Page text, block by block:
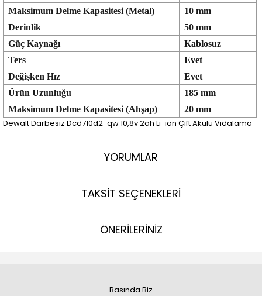
Maksimum Delme Kapasitesi (Metal)
10 mm
Derinlik
50 mm
Güç Kaynağı
Kablosuz
Ters
Evet
Değişken Hız
Evet
Ürün Uzunluğu
185 mm
Maksimum Delme Kapasitesi (Ahşap)
20 mm
Dewalt Darbesiz Dcd710d2-qw 10,8v 2ah Li-ıon Çift Akülü Vidalama
YORUMLAR
TAKSİT SEÇENEKLERİ
ÖNERİLERİNİZ
Basında Biz